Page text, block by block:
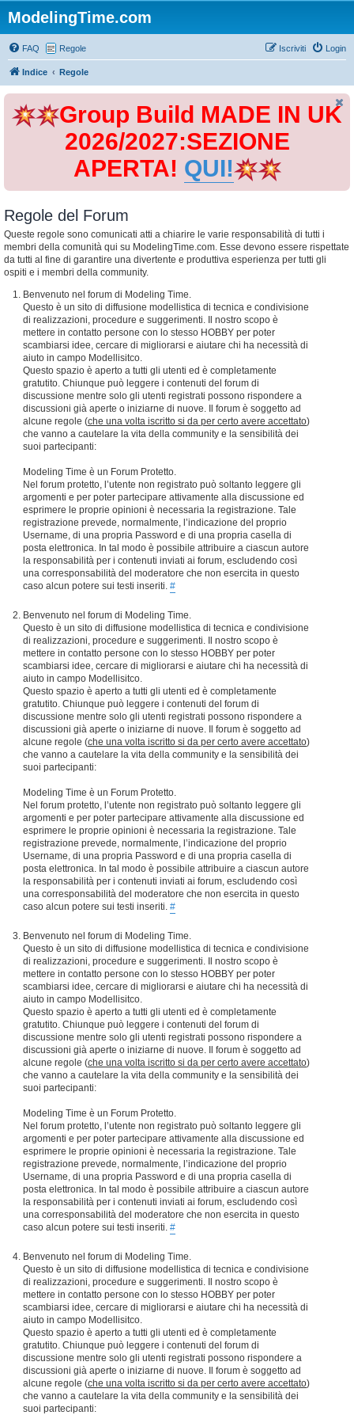
ModelingTime.com
FAQ Regole Login
Iscriviti
Indice Regole
Group Build MADE IN UK
2026/2027:SEZIONE
APERTA! QUI!
Regole del Forum
Queste regole sono comunicati atti a chiarire le varie responsabilità di tutti i
membri della comunità qui su ModelingTime.com. Esse devono essere rispettate
da tutti al fine di garantire una divertente e produttiva esperienza per tutti gli
ospiti e i membri della community.
Benvenuto nel forum di Modeling Time.
Questo è un sito di diffusione modellistica di tecnica e condivisione
di realizzazioni, procedure e suggerimenti. Il nostro scopo è
mettere in contatto persone con lo stesso HOBBY per poter
scambiarsi idee, cercare di migliorarsi e aiutare chi ha necessità di
aiuto in campo Modellisitco.
Questo spazio è aperto a tutti gli utenti ed è completamente
gratutito. Chiunque può leggere i contenuti del forum di
discussione mentre solo gli utenti registrati possono rispondere a
discussioni già aperte o iniziarne di nuove. Il forum è soggetto ad
alcune regole (che una volta iscritto si da per certo avere accettato)
che vanno a cautelare la vita della community e la sensibilità dei
suoi partecipanti:
Modeling Time è un Forum Protetto.
Nel forum protetto, l’utente non registrato può soltanto leggere gli
argomenti e per poter partecipare attivamente alla discussione ed
esprimere le proprie opinioni è necessaria la registrazione. Tale
registrazione prevede, normalmente, l’indicazione del proprio
Username, di una propria Password e di una propria casella di
posta elettronica. In tal modo è possibile attribuire a ciascun autore
la responsabilità per i contenuti inviati ai forum, escludendo così
una corresponsabilità del moderatore che non esercita in questo
caso alcun potere sui testi inseriti. #
Benvenuto nel forum di Modeling Time.
Questo è un sito di diffusione modellistica di tecnica e condivisione
di realizzazioni, procedure e suggerimenti. Il nostro scopo è
mettere in contatto persone con lo stesso HOBBY per poter
scambiarsi idee, cercare di migliorarsi e aiutare chi ha necessità di
aiuto in campo Modellisitco.
Questo spazio è aperto a tutti gli utenti ed è completamente
gratutito. Chiunque può leggere i contenuti del forum di
discussione mentre solo gli utenti registrati possono rispondere a
discussioni già aperte o iniziarne di nuove. Il forum è soggetto ad
alcune regole (che una volta iscritto si da per certo avere accettato)
che vanno a cautelare la vita della community e la sensibilità dei
suoi partecipanti:
Modeling Time è un Forum Protetto.
Nel forum protetto, l’utente non registrato può soltanto leggere gli
argomenti e per poter partecipare attivamente alla discussione ed
esprimere le proprie opinioni è necessaria la registrazione. Tale
registrazione prevede, normalmente, l’indicazione del proprio
Username, di una propria Password e di una propria casella di
posta elettronica. In tal modo è possibile attribuire a ciascun autore
la responsabilità per i contenuti inviati ai forum, escludendo così
una corresponsabilità del moderatore che non esercita in questo
caso alcun potere sui testi inseriti. #
Benvenuto nel forum di Modeling Time.
Questo è un sito di diffusione modellistica di tecnica e condivisione
di realizzazioni, procedure e suggerimenti. Il nostro scopo è
mettere in contatto persone con lo stesso HOBBY per poter
scambiarsi idee, cercare di migliorarsi e aiutare chi ha necessità di
aiuto in campo Modellisitco.
Questo spazio è aperto a tutti gli utenti ed è completamente
gratutito. Chiunque può leggere i contenuti del forum di
discussione mentre solo gli utenti registrati possono rispondere a
discussioni già aperte o iniziarne di nuove. Il forum è soggetto ad
alcune regole (che una volta iscritto si da per certo avere accettato)
che vanno a cautelare la vita della community e la sensibilità dei
suoi partecipanti:
Modeling Time è un Forum Protetto.
Nel forum protetto, l’utente non registrato può soltanto leggere gli
argomenti e per poter partecipare attivamente alla discussione ed
esprimere le proprie opinioni è necessaria la registrazione. Tale
registrazione prevede, normalmente, l’indicazione del proprio
Username, di una propria Password e di una propria casella di
posta elettronica. In tal modo è possibile attribuire a ciascun autore
la responsabilità per i contenuti inviati ai forum, escludendo così
una corresponsabilità del moderatore che non esercita in questo
caso alcun potere sui testi inseriti. #
Benvenuto nel forum di Modeling Time.
Questo è un sito di diffusione modellistica di tecnica e condivisione
di realizzazioni, procedure e suggerimenti. Il nostro scopo è
mettere in contatto persone con lo stesso HOBBY per poter
scambiarsi idee, cercare di migliorarsi e aiutare chi ha necessità di
aiuto in campo Modellisitco.
Questo spazio è aperto a tutti gli utenti ed è completamente
gratutito. Chiunque può leggere i contenuti del forum di
discussione mentre solo gli utenti registrati possono rispondere a
discussioni già aperte o iniziarne di nuove. Il forum è soggetto ad
alcune regole (che una volta iscritto si da per certo avere accettato)
che vanno a cautelare la vita della community e la sensibilità dei
suoi partecipanti: